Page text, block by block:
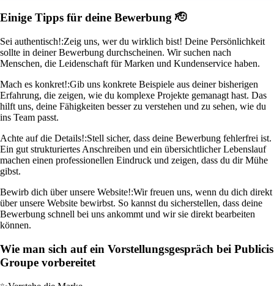
Einige Tipps für deine Bewerbung 🫡
Sei authentisch!:Zeig uns, wer du wirklich bist! Deine Persönlichkeit
sollte in deiner Bewerbung durchscheinen. Wir suchen nach
Menschen, die Leidenschaft für Marken und Kundenservice haben.
Mach es konkret!:Gib uns konkrete Beispiele aus deiner bisherigen
Erfahrung, die zeigen, wie du komplexe Projekte gemanagt hast. Das
hilft uns, deine Fähigkeiten besser zu verstehen und zu sehen, wie du
ins Team passt.
Achte auf die Details!:Stell sicher, dass deine Bewerbung fehlerfrei ist.
Ein gut strukturiertes Anschreiben und ein übersichtlicher Lebenslauf
machen einen professionellen Eindruck und zeigen, dass du dir Mühe
gibst.
Bewirb dich über unsere Website!:Wir freuen uns, wenn du dich direkt
über unsere Website bewirbst. So kannst du sicherstellen, dass deine
Bewerbung schnell bei uns ankommt und wir sie direkt bearbeiten
können.
Wie man sich auf ein Vorstellungsgespräch bei Publicis
Groupe vorbereitet